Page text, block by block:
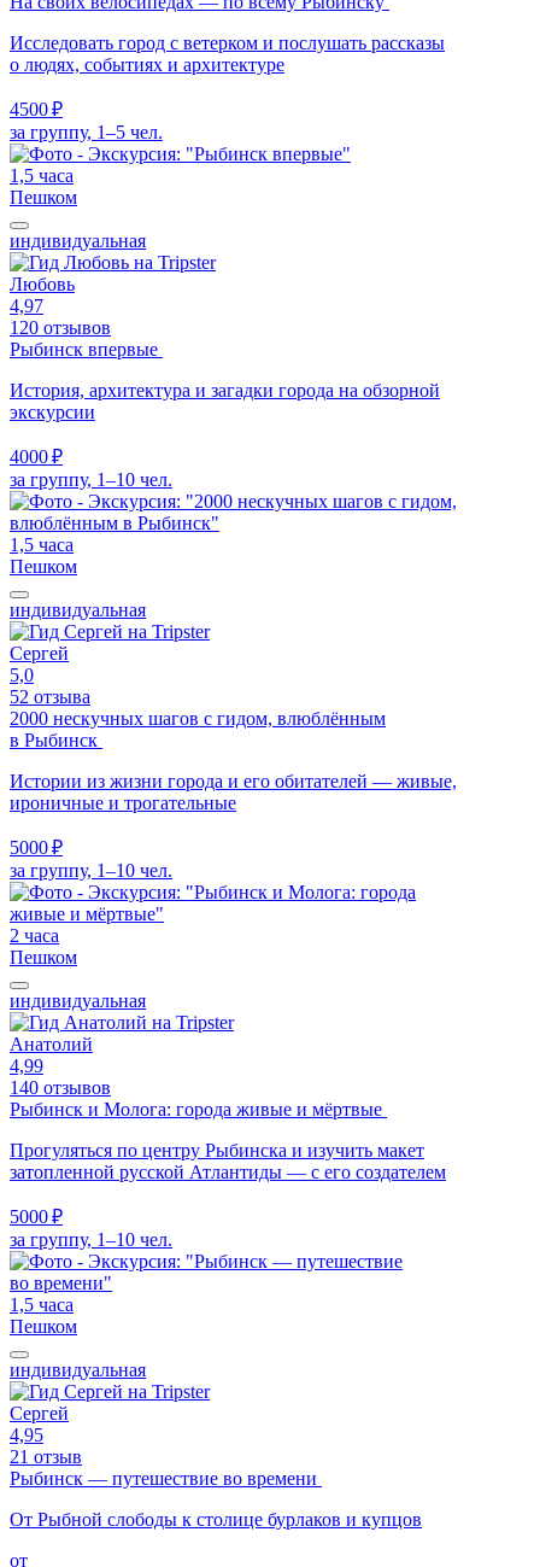
Исследовать город с ветерком и послушать рассказы
о людях, событиях и архитектуре
4500 ₽
за группу, 1–5 чел.
1,5 часа
Пешком
индивидуальная
Любовь
4,97
120 отзывов
Рыбинск впервые
История, архитектура и загадки города на обзорной
экскурсии
4000 ₽
за группу, 1–10 чел.
1,5 часа
Пешком
индивидуальная
Сергей
5,0
52 отзыва
2000 нескучных шагов с гидом, влюблённым
в Рыбинск
Истории из жизни города и его обитателей — живые,
ироничные и трогательные
5000 ₽
за группу, 1–10 чел.
2 часа
Пешком
индивидуальная
Анатолий
4,99
140 отзывов
Рыбинск и Молога: города живые и мёртвые
Прогуляться по центру Рыбинска и изучить макет
затопленной русской Атлантиды — с его создателем
5000 ₽
за группу, 1–10 чел.
1,5 часа
Пешком
индивидуальная
Сергей
4,95
21 отзыв
Рыбинск — путешествие во времени
От Рыбной слободы к столице бурлаков и купцов
от